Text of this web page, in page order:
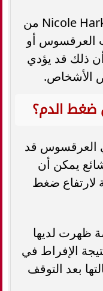
حذرت خبيرة أمراض القلب Nicole Harkin من
العرقسوس أو
ذلك قد يؤدي
الأشخاص.
ضغط الدم؟
العرقسوس قد
يمكن أن
لارتفاع ضغط
ظهرت لديها
الإفراط في
بعد التوقف